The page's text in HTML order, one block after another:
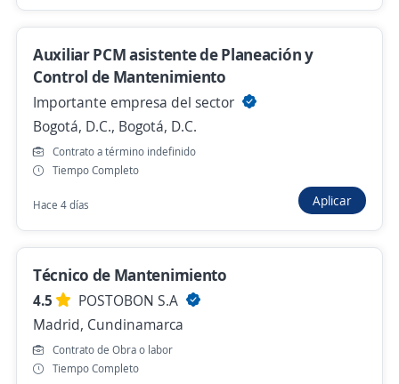
Ayudante Técnico
4,5
Bureau Veritas Colombia Limitada
Cota, Cundinamarca
$ 1.750.000,00 (Mensual) + Comisiones
Hace 4 días
Auxiliar de mantenimiento
Funza, Cundinamarca
$ 1.750.905,00 (Mensual)
Hace 4 días
Auxiliar comercial y técnico
Auxiliar PCM asistente de Planeación y
Control de Mantenimiento
Importante empresa del sector
Bogotá, D.C., Bogotá, D.C.
Contrato a término indefinido
Tiempo Completo
Hace 4 días Aplicar
Técnico de Mantenimiento
4.5
POSTOBON S.A
Madrid, Cundinamarca
Contrato de Obra o labor
Tiempo Completo